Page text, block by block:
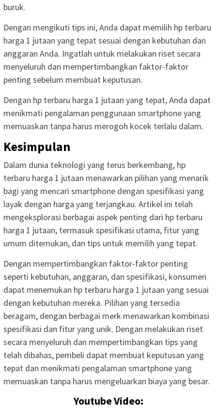
buruk.
Dengan mengikuti tips ini, Anda dapat memilih hp terbaru
harga 1 jutaan yang tepat sesuai dengan kebutuhan dan
anggaran Anda. Ingatlah untuk melakukan riset secara
menyeluruh dan mempertimbangkan faktor-faktor
penting sebelum membuat keputusan.
Dengan hp terbaru harga 1 jutaan yang tepat, Anda dapat
menikmati pengalaman penggunaan smartphone yang
memuaskan tanpa harus merogoh kocek terlalu dalam.
Kesimpulan
Dalam dunia teknologi yang terus berkembang, hp
terbaru harga 1 jutaan menawarkan pilihan yang menarik
bagi yang mencari smartphone dengan spesifikasi yang
layak dengan harga yang terjangkau. Artikel ini telah
mengeksplorasi berbagai aspek penting dari hp terbaru
harga 1 jutaan, termasuk spesifikasi utama, fitur yang
umum ditemukan, dan tips untuk memilih yang tepat.
Dengan mempertimbangkan faktor-faktor penting
seperti kebutuhan, anggaran, dan spesifikasi, konsumen
dapat menemukan hp terbaru harga 1 jutaan yang sesuai
dengan kebutuhan mereka. Pilihan yang tersedia
beragam, dengan berbagai merk menawarkan kombinasi
spesifikasi dan fitur yang unik. Dengan melakukan riset
secara menyeluruh dan mempertimbangkan tips yang
telah dibahas, pembeli dapat membuat keputusan yang
tepat dan menikmati pengalaman smartphone yang
memuaskan tanpa harus mengeluarkan biaya yang besar.
Youtube Video: